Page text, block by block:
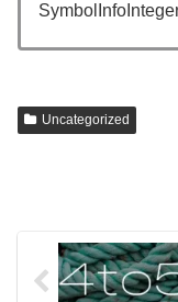
Uncategorized